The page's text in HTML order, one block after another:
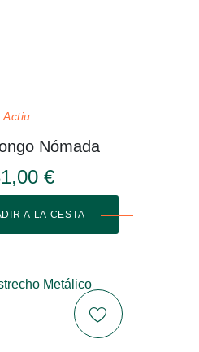
Actiu
Nómada
€
A LA CESTA